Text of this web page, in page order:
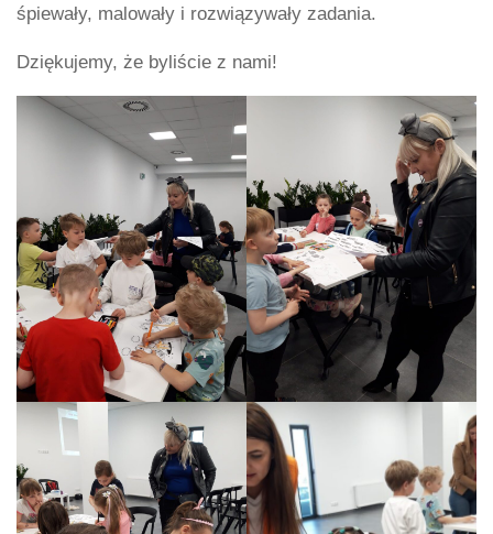
śpiewały, malowały i rozwiązywały zadania.
Dziękujemy, że byliście z nami!